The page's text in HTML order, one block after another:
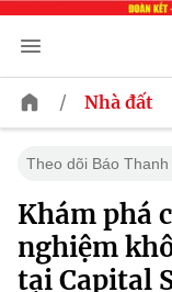
/ Nhà đất
Theo dõi Báo
Khám phá
nghiệm
tại Capital